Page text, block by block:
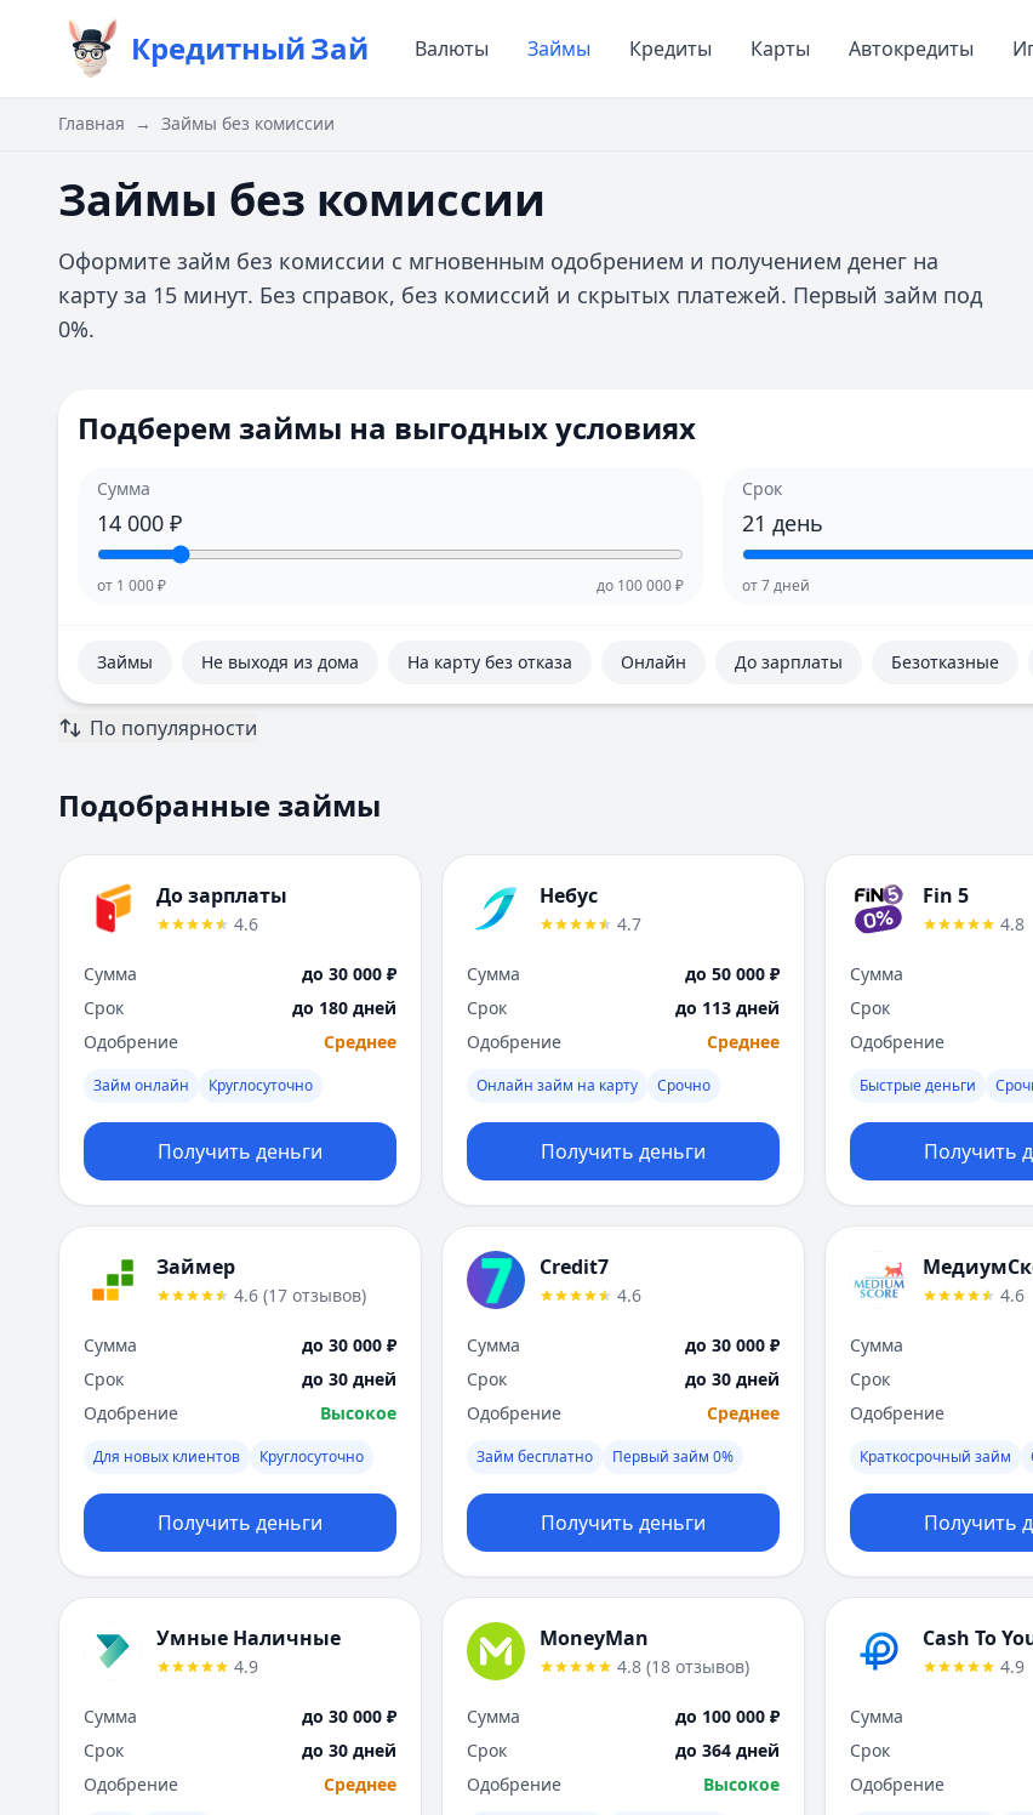
КредитныйЗай Валюты Займы Кредиты Карты Автокредиты
Главная → Займы без комиссии
Займы без комиссии
Оформите займ без комиссии с мгновенным одобрением и получением денег на
карту за 15 минут. Без справок, без комиссий и скрытых платежей. Первый займ под
0%.
Подберем займы на выгодных условиях
Сумма
14 000 ₽
от 1 000₽ до 100 000₽
Срок
21 день
от7дней
Займы Не выходя из дома На карту без отказа Онлайн До зарплаты Безотказные
По популярности
Подобранные займы
До зарплаты
4.6
Сумма
до 30 000 ₽
Срок
до 180 дней
Одобрение
Среднее
Займ онлайн Круглосуточно
Получить деньги
Небус
4.7
Сумма
до 50 000 ₽
Срок
до 113 дней
Одобрение
Среднее
Онлайн займ на карту Срочно
Получить деньги
Fin 5
4.8
Сумма
Срок
Одобрение
Быстрые деньги
Получить
Займер
4.6 (17 отзывов)
Сумма
до 30 000 ₽
Срок
до 30 дней
Одобрение
Высокое
Для новых клиентов Круглосуточно
Получить деньги
Credit7
4.6
Сумма
до 30 000 ₽
Срок
до 30 дней
Одобрение
Среднее
Займ бесплатно Первый займ 0%
Получить деньги
4.6
Сумма
Срок
Одобрение
Краткосрочный займ
Получить
Умные Наличные
4.9
Сумма
до 30 000 ₽
Срок
до 30 дней
Одобрение
Среднее
MoneyMan
4.8 (18 отзывов)
Сумма
до 100 000 ₽
Срок
до 364 дней
Одобрение
Высокое
Cash To
4.9
Сумма
Срок
Одобрение